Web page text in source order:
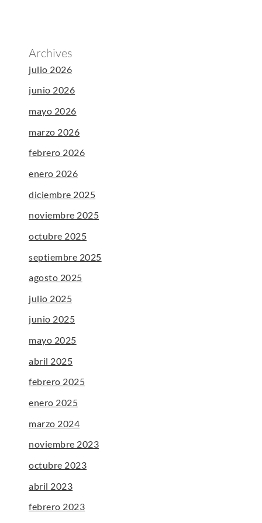
Archives
julio 2026
junio 2026
mayo 2026
marzo 2026
febrero 2026
enero 2026
diciembre 2025
noviembre 2025
octubre 2025
septiembre 2025
agosto 2025
julio 2025
junio 2025
mayo 2025
abril 2025
febrero 2025
enero 2025
marzo 2024
noviembre 2023
octubre 2023
abril 2023
febrero 2023